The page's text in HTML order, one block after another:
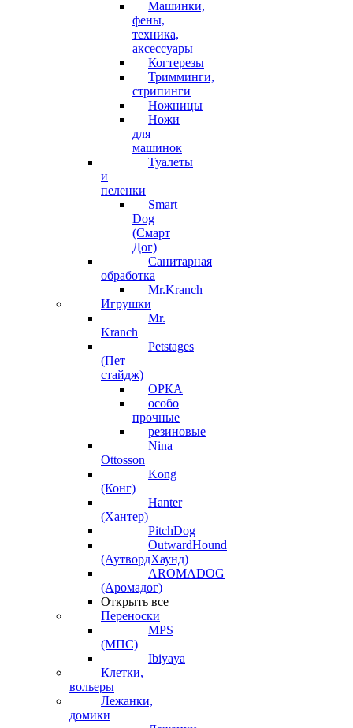
Машинки,
фены,
техника,
аксессуары
Когтерезы
Тримминги,
стрипинги
Ножницы
Ножи
для
машинок
Туалеты
и
пеленки
Smart
Dog
(Смарт
Дог)
Санитарная
обработка
Mr.Kranch
Игрушки
Mr.
Kranch
Petstages
(Пет
стайдж)
ОРКА
особо
прочные
резиновые
Nina
Ottosson
Kong
(Конг)
Hanter
(Хантер)
PitchDog
OutwardHound
(АутвордХаунд)
AROMADOG
(Аромадог)
Открыть все
Переноски
MPS
(МПС)
Ibiyaya
Клетки,
вольеры
Лежанки,
домики